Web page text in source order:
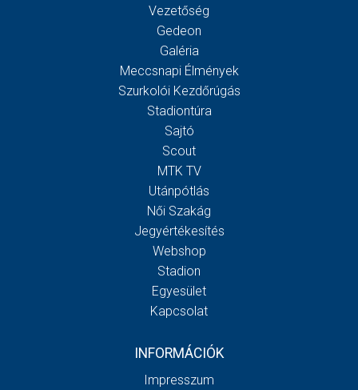
Vezetőség
Gedeon
Galéria
Meccsnapi Élmények
Szurkolói Kezdőrúgás
Stadiontúra
Sajtó
Scout
MTK TV
Utánpótlás
Női Szakág
Jegyértékesítés
Webshop
Stadion
Egyesület
Kapcsolat
INFORMÁCIÓK
Impresszum